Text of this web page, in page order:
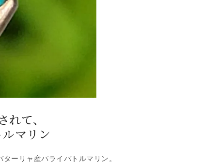
て、
マリン
ーリャ産パライバトルマリン。